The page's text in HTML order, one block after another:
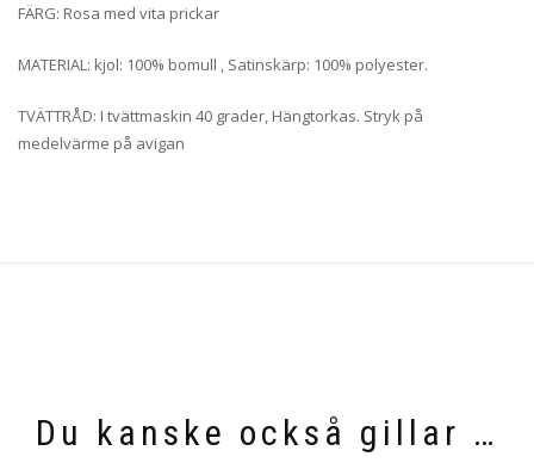
FÄRG: Rosa med vita prickar
MATERIAL: kjol: 100% bomull , Satinskärp: 100% polyester.
TVÄTTRÅD: I tvättmaskin 40 grader, Hängtorkas. Stryk på
medelvärme på avigan
Du kanske också gillar …